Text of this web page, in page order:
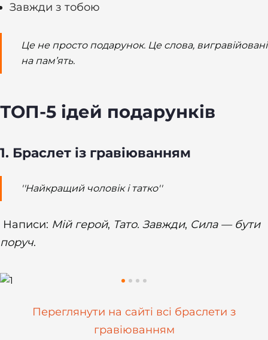
Завжди з тобою
Це не просто подарунок. Це слова, вигравійовані
на пам’ять.
ТОП-5 ідей подарунків
1. Браслет із гравіюванням
''Найкращий чоловік і татко''
Написи: Мій герой, Тато. Завжди, Сила — бути
поруч.
Переглянути на сайті всі браслети з
гравіюванням